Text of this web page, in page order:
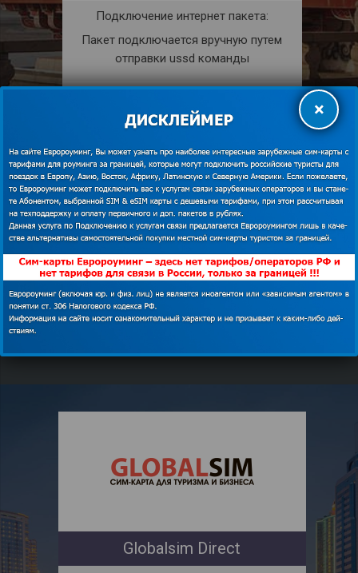
Подключение интернет пакета:
Пакет подключается вручную путем
отправки ussd команды
Разрешена.
shopping_cartКУПИТЬ
descriptionПОДРОБНЕЕ
Globalsim Direct
×